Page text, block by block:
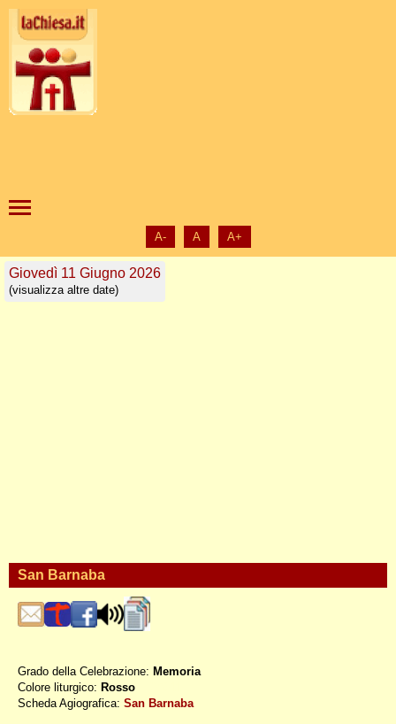
A- A A+
Giovedì 11 Giugno 2026
(visualizza altre date)
San Barnaba
Grado della Celebrazione: Memoria
Colore liturgico: Rosso
Scheda Agiografica: San Barnaba